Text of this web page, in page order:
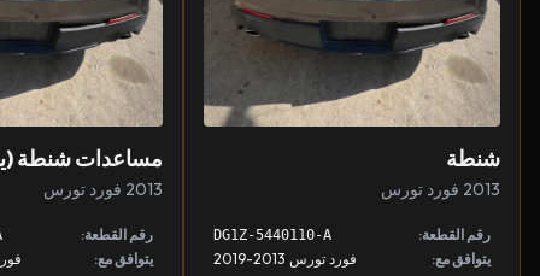
شنطة
2013 فورد تورس
رقم القطعة: DG1Z-5440110-A
يتوافق مع: فورد تورس 2013-2019
مساعدات شنطة
2013 فورد تورس
رقم القطعة:
يتوافق مع: فورد